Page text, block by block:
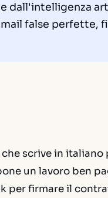
dall'intelligenza
false perfette,
scrive in italiano
un lavoro ben
per firmare il